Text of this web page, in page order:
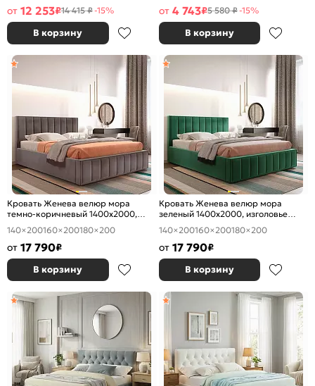
от 12 253₽14 415 ₽-15%
В корзину
от 4 743₽5 580 ₽-15%
В корзину
Кровать Женева велюр мора
темно-коричневый 1400x2000,
изголовье мягкое
140×200160×200180×200
от 17 790₽
В корзину
Кровать Женева велюр мора
зеленый 1400x2000, изголовье
мягкое
140×200160×200180×200
от 17 790₽
В корзину